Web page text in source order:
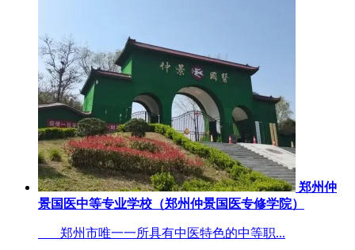
郑州仲
景国医中等专业学校（郑州仲景国医专修学院）
郑州市唯一一所具有中医特色的中等职...